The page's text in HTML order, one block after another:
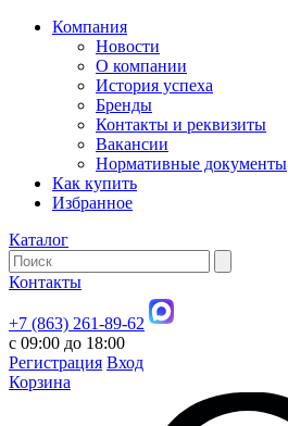
Компания
Новости
О компании
История успеха
Бренды
Контакты и реквизиты
Вакансии
Нормативные документы
Как купить
Избранное
Каталог
Контакты
+7 (863) 261-89-62
с 09:00 до 18:00
Регистрация Вход
Корзина